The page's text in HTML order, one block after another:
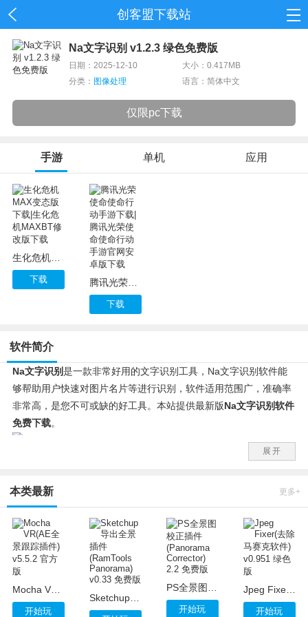
创客盟下载站
资讯
Na文字识别 v1.2.3 绿色免费版
日期：2025-12-10
大小：0.417MB
分类： 图像处理 语言：简体中文
仅限pc下载
手游 单机 应用
生化危机MAX变态版下载|生化危机MAXBT修改版下载
下载 腾讯光荣使命使命行动手游下载|腾讯光荣使命使命行动手游官网安卓版下载
下载
软件简介
Na文字识别是一款非常好用的文字识别工具，Na文字识别软件能
够帮助用户快速对图片名片等进行识别，软件适用范围广，准确率
非常高，是您不可或缺的好工具。本站提供最新版Na文字识别软件
免费下载。
2、想要转换的图片，选定之后，点击“打开”就可以;
3、图片打开后，点击工具栏上的“识别”按钮;
4、将识别结果输出为Word就可以了。
展开
本类最新 更多+
Mocha VR(AE全景跟踪插件) v5.5.2 官方版
开始玩
Sketchup导出全景插件(RamTools Panorama) v0.33 免费版
开始玩
Jpeg Fixer(去除马赛克软件) v0.951 绿色版
开始玩